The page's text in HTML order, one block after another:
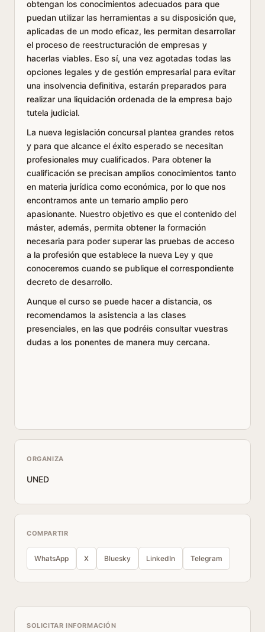
obtengan los conocimientos adecuados para que
puedan utilizar las herramientas a su disposición que,
aplicadas de un modo eficaz, les permitan desarrollar
el proceso de reestructuración de empresas y
hacerlas viables. Eso sí, una vez agotadas todas las
opciones legales y de gestión empresarial para evitar
una insolvencia definitiva, estarán preparados para
realizar una liquidación ordenada de la empresa bajo
tutela judicial.
La nueva legislación concursal plantea grandes retos
y para que alcance el éxito esperado se necesitan
profesionales muy cualificados. Para obtener la
cualificación se precisan amplios conocimientos tanto
en materia jurídica como económica, por lo que nos
encontramos ante un temario amplio pero
apasionante. Nuestro objetivo es que el contenido del
máster, además, permita obtener la formación
necesaria para poder superar las pruebas de acceso
a la profesión que establece la nueva Ley y que
conoceremos cuando se publique el correspondiente
decreto de desarrollo.
Aunque el curso se puede hacer a distancia, os
recomendamos la asistencia a las clases
presenciales, en las que podréis consultar vuestras
dudas a los ponentes de manera muy cercana.
ORGANIZA
UNED
COMPARTIR
WhatsApp X Bluesky LinkedIn Telegram
SOLICITAR INFORMACIÓN